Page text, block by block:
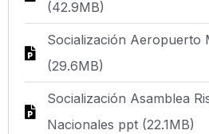
(42.9MB)
Socialización Aeropuerto
(29.6MB)
Socialización Asamblea
Nacionales ppt (22.1MB)